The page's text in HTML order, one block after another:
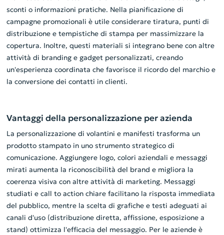
sconti o informazioni pratiche. Nella pianificazione di
campagne promozionali è utile considerare tiratura, punti di
distribuzione e tempistiche di stampa per massimizzare la
copertura. Inoltre, questi materiali si integrano bene con altre
attività di branding e gadget personalizzati, creando
un'esperienza coordinata che favorisce il ricordo del marchio e
la conversione dei contatti in clienti.
Vantaggi della personalizzazione per azienda
La personalizzazione di volantini e manifesti trasforma un
prodotto stampato in uno strumento strategico di
comunicazione. Aggiungere logo, colori aziendali e messaggi
mirati aumenta la riconoscibilità del brand e migliora la
coerenza visiva con altre attività di marketing. Messaggi
studiati e call to action chiare facilitano la risposta immediata
del pubblico, mentre la scelta di grafiche e testi adeguati ai
canali d'uso (distribuzione diretta, affissione, esposizione a
stand) ottimizza l'efficacia del messaggio. Per le aziende è